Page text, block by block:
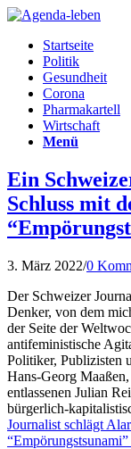
Startseite
Politik
Gesundheit
Corona
Pharmakartell
Wirtschaft
Menü
Ein
Schluss mit
3. März 2022/0
Der Schweizer
Denker, von dem
der Seite der
antifeministische
Politiker, Publizisten
Hans-Georg
entlassenen Julian
bürgerlich-
Journalist schlägt
“Empörungstsunami”